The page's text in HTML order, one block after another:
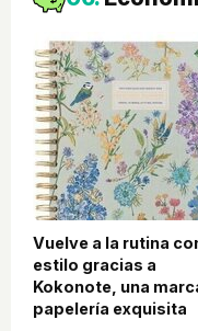
Vuelve a la rutina
estilo gracias a
Kokonote, una
papelería exquisita